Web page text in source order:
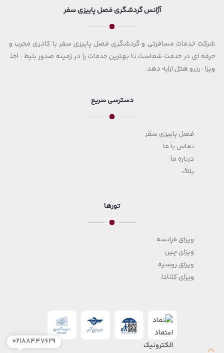
آژانس گردشگری فصل پاییزی سفر
شرکت خدمات مسافرتی و گردشگری فصل پاییزی سفر با کادری مجرب و
حرفه ای در خدمت شماست تا بهترین خدمات را در زمینه صدور بلیط ، اخذ
ویزا ، رزرو هتل ارایه دهد.
دسترسی سریع
فصل پاییزی سفر
تماس با ما
درباره ما
بلاگ
تورها
ویزای فرانسه
ویزای چین
ویزای روسیه
ویزای کانادا
۰۲۱۸۸۴۴۷۶۲۹